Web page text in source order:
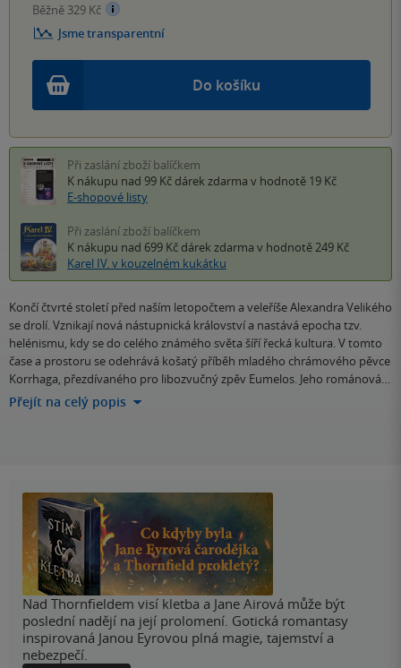
Do košíku
Běžně 329 Kč
Jsme transparentní
Při zaslání zboží balíčkem
K nákupu nad 99 Kč dárek zdarma v hodnotě 19 Kč
E-shopové listy
Při zaslání zboží balíčkem
K nákupu nad 699 Kč dárek zdarma v hodnotě 249 Kč
Karel IV. v kouzelném kukátku
Končí čtvrté století před naším letopočtem a veleříše Alexandra Velikého
se drolí. Vznikají nová nástupnická království a nastává epocha tzv.
helénismu, kdy se do celého známého světa šíří řecká kultura. V tomto
čase a prostoru se odehrává košatý příběh mladého chrámového pěvce
Korrhaga, přezdívaného pro libozvučný zpěv Eumelos. Jeho románová…
Přejít na celý popis
Nad Thornfieldem visí kletba a Jane Airová může být
poslední nadějí na její prolomení. Gotická romantasy
inspirovaná Janou Eyrovou plná magie, tajemství a
nebezpečí.